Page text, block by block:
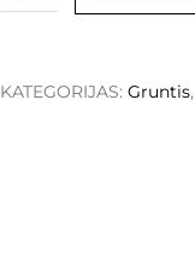
KATEGORIJAS:Gruntis,